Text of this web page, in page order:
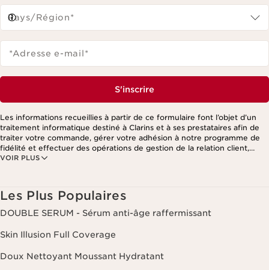
Pays/Région*
*Adresse e-mail*
S'inscrire
VOIR PLUS
Les informations recueillies à partir de ce formulaire font l’objet d’un
traitement informatique destiné à Clarins et à ses prestataires afin de
traiter votre commande, gérer votre adhésion à notre programme de
fidélité et effectuer des opérations de gestion de la relation client,
notamment pour vous adresser des offres personnalisées en fonction
Les Plus Populaires
DOUBLE SERUM - Sérum anti-âge raffermissant
Skin Illusion Full Coverage
Doux Nettoyant Moussant Hydratant